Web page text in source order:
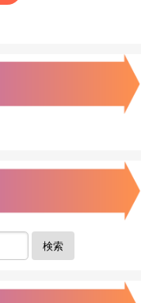
検索